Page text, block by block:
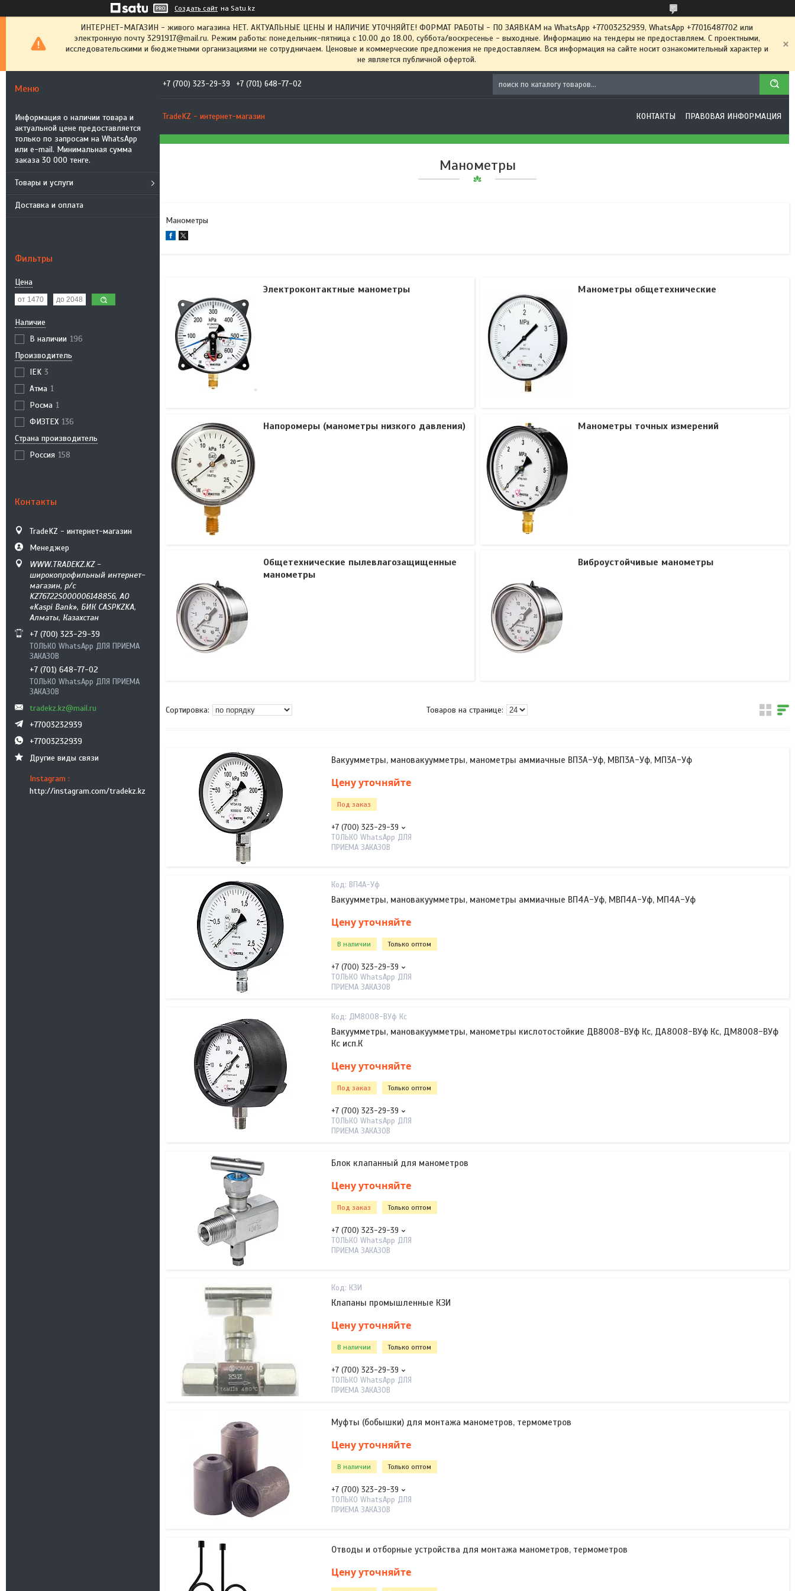
Создать сайт на Satu.kz
ИНТЕРНЕТ-МАГАЗИН - живого магазина НЕТ. АКТУАЛЬНЫЕ ЦЕНЫ И НАЛИЧИЕ УТОЧНЯЙТЕ! ФОРМАТ РАБОТЫ - ПО ЗАЯВКАМ на WhatsApp +77003232939, WhatsApp +77016487702 или
электронную почту 3291917@mail.ru. Режим работы: понедельник-пятница с 10.00 до 18.00, суббота/воскресенье - выходные. Информацию на тендеры не предоставляем. С проектными,
исследовательскими и бюджетными организациями не сотрудничаем. Ценовые и коммерческие предложения не предоставляем. Вся информация на сайте носит ознакомительный характер и
не является публичной офертой.
Информация о наличии товара и
актуальной цене предоставляется
только по запросам на WhatsApp
или e-mail. Минимальная сумма
заказа 30 000 тенге.
Товары и услуги
Доставка и оплата
Фильтры
Цена
Наличие
В наличии 196
Производитель
IEK 3
Атма 1
Росма 1
ФИЗТЕХ 136
Страна производитель
Россия 158
Контакты
TradeKZ - интернет-магазин
Менеджер
WWW.TRADEKZ.KZ -
широкопрофильный интернет-
магазин, р/с
KZ76722S000006148856, АО
«Kaspi Bank», БИК CASPKZKA,
Алматы, Казахстан
+7 (700) 323-29-39
ТОЛЬКО WhatsApp ДЛЯ ПРИЕМА
ЗАКАЗОВ
+7 (701) 648-77-02
ТОЛЬКО WhatsApp ДЛЯ ПРИЕМА
ЗАКАЗОВ
tradekz.kz@mail.ru
+77003232939
+77003232939
Другие виды связи
Instagram
http://instagram.com/tradekz.kz
+7 (700) 323-29-39 +7 (701) 648-77-02
TradeKZ - интернет-магазин КОНТАКТЫ ПРАВОВАЯ ИНФОРМАЦИЯ
Манометры
Манометры
Электроконтактные манометры Манометры общетехнические
Напоромеры (манометры низкого давления) Манометры точных измерений
Общетехнические пылевлагозащищенные
манометры
Виброустойчивые манометры
Вакуумметры, мановакуумметры, манометры аммиачные ВП3А-Уф, МВП3А-Уф, МП3А-Уф
Цену уточняйте
Под заказ
+7 (700) 323-29-39
ТОЛЬКО WhatsApp ДЛЯ
ПРИЕМА ЗАКАЗОВ
ВП4А-Уф
Вакуумметры, мановакуумметры, манометры аммиачные ВП4А-Уф, МВП4А-Уф, МП4А-Уф
Цену уточняйте
В наличии Только оптом
+7 (700) 323-29-39
ТОЛЬКО WhatsApp ДЛЯ
ПРИЕМА ЗАКАЗОВ
ДМ8008-ВУф Кс
Вакуумметры, мановакуумметры, манометры кислотостойкие ДВ8008-ВУф Кс, ДА8008-ВУф Кс, ДМ8008-ВУф
Кс исп.К
Цену уточняйте
Под заказ Только оптом
+7 (700) 323-29-39
ТОЛЬКО WhatsApp ДЛЯ
ПРИЕМА ЗАКАЗОВ
Блок клапанный для манометров
Цену уточняйте
Под заказ Только оптом
+7 (700) 323-29-39
ТОЛЬКО WhatsApp ДЛЯ
ПРИЕМА ЗАКАЗОВ
КЗИ
Клапаны промышленные КЗИ
Цену уточняйте
В наличии Только оптом
+7 (700) 323-29-39
ТОЛЬКО WhatsApp ДЛЯ
ПРИЕМА ЗАКАЗОВ
Муфты (бобышки) для монтажа манометров, термометров
Цену уточняйте
В наличии Только оптом
+7 (700) 323-29-39
ТОЛЬКО WhatsApp ДЛЯ
ПРИЕМА ЗАКАЗОВ
Отводы и отборные устройства для монтажа манометров, термометров
Цену уточняйте